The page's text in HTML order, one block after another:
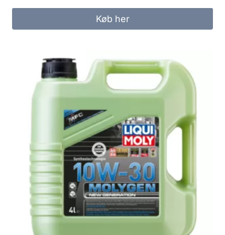
Køb her